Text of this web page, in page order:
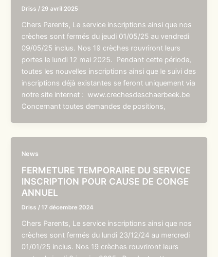
Driss / 29 avril 2025
Chers Parents, Le service inscriptions ainsi que nos
crèches sont fermés du jeudi 01/05/25 au vendredi
09/05/25 inclus. Nos 19 crèches rouvriront leurs
portes le lundi 12 mai 2025. Pendant cette période,
toutes les nouvelles inscriptions ainsi que le suivi des
inscriptions déjà existantes se feront uniquement via
notre site internet : www.crechesdeschaerbeek.be
Concernant toutes demandes de positions,
News
FERMETURE TEMPORAIRE DU SERVICE
INSCRIPTION POUR CAUSE DE CONGE
ANNUEL
Driss /17 décembre 2024
Chers Parents, Le service inscriptions ainsi que nos
crèches sont fermés du lundi 23/12/24 au mercredi
01/01/25 inclus. Nos 19 crèches rouvriront leurs